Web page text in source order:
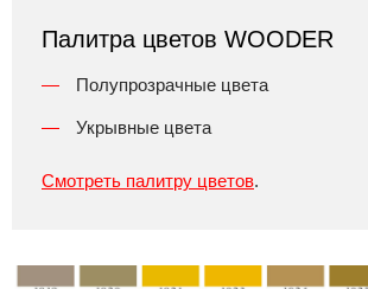
Палитра цветов WOODER
Полупрозрачные цвета
Укрывные цвета
Смотреть палитру цветов.